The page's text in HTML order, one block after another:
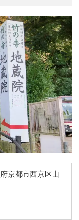
京都市西京区山